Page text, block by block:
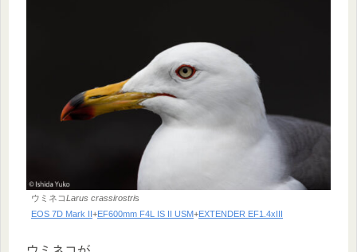
ウミネコLarus crassirostris
EOS 7D Mark II+EF600mm F4L IS II USM+EXTENDER EF1.4xIII